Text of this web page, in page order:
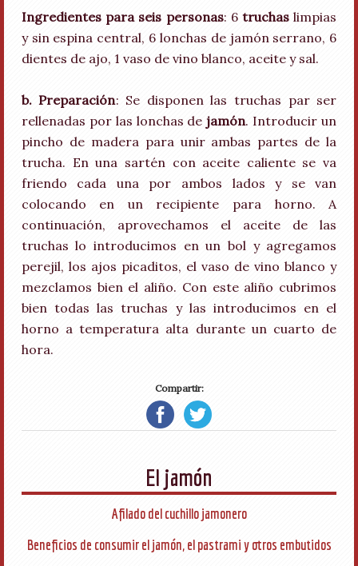
Ingredientes para seis personas: 6 truchaslimpias
y sin espina central, 6 lonchas de jamón serrano, 6
dientes de ajo, 1 vaso de vino blanco, aceite y sal.
b. Preparación: Se disponen las truchas par ser
rellenadas por las lonchas dejamón. Introducir un
pincho de madera para unir ambas partes de la
trucha. En una sartén con aceite caliente se va
friendo cada una por ambos lados y se van
colocando en un recipiente para horno. A
continuación, aprovechamos el aceite de las
truchas lo introducimos en un bol y agregamos
perejil, los ajos picaditos, el vaso de vino blanco y
mezclamos bien el aliño. Con este aliño cubrimos
bien todas las truchas y las introducimos en el
horno a temperatura alta durante un cuarto de
hora.
Compartir:
El jamón
Afilado del cuchillo jamonero
Beneficios de consumir el jamón, el pastrami y otros embutidos